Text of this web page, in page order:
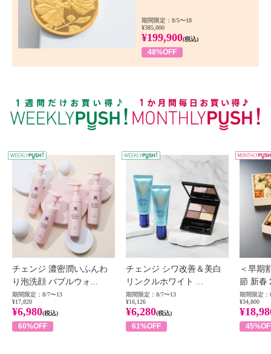
期間限定：8/5〜18
¥385,000
¥199,900(税込)
48%OFF
WEEKLY PUSH
チェンジ 濃密潤いふんわ
り泡洗顔 バブルウォ...
期間限定：8/7〜13
¥17,820
¥6,980(税込)
60%OFF
チェンジ シワ改善＆美白
リンクルホワイト ...
期間限定：8/7〜13
¥16,126
¥6,280(税込)
61%OFF
＜早期
節 新春
期間限定：
¥34,800